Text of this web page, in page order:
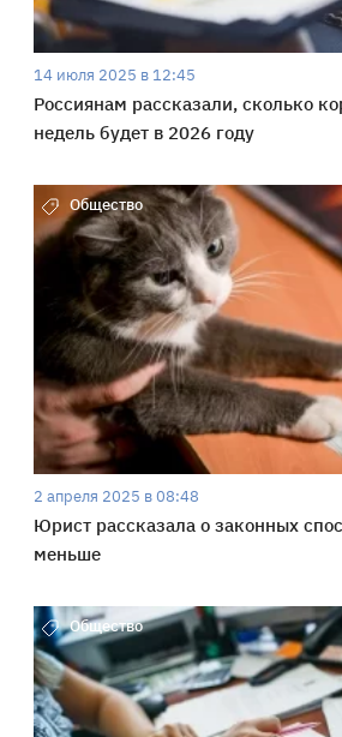
14 июля 2025 в 12:45
Россиянам рассказали, сколько
недель будет в 2026 году
Общество
2 апреля 2025 в 08:48
Юрист рассказала о законных
меньше
Общество